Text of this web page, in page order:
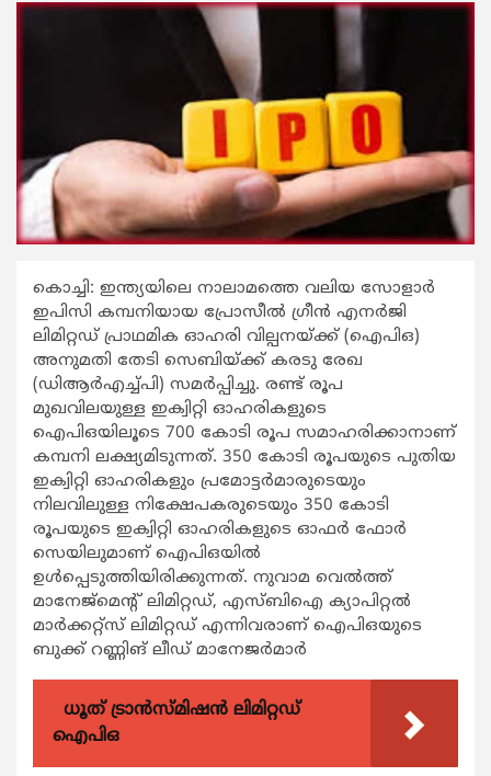
കൊച്ചി: ഇന്ത്യയിലെ നാലാമത്തെ വലിയ സോളാര്‍
ഇപിസി കമ്പനിയായ പ്രോസീല്‍ ഗ്രീന്‍ എനര്‍ജി
ലിമിറ്റഡ് പ്രാഥമിക ഓഹരി വില്പനയ്ക്ക് (ഐപിഒ)
അനുമതി തേടി സെബിയ്ക്ക് കരടു രേഖ
(ഡിആര്‍എച്ച്പി) സമര്‍പ്പിച്ചു. രണ്ട് രൂപ
മുഖവിലയുള്ള ഇക്വിറ്റി ഓഹരികളുടെ
ഐപിഒയിലൂടെ 700 കോടി രൂപ സമാഹരിക്കാനാണ്
കമ്പനി ലക്ഷ്യമിടുന്നത്. 350 കോടി രൂപയുടെ പുതിയ
ഇക്വിറ്റി ഓഹരികളും പ്രമോട്ടര്‍മാരുടെയും
നിലവിലുള്ള നിക്ഷേപകരുടെയും 350 കോടി
രൂപയുടെ ഇക്വിറ്റി ഓഹരികളുടെ ഓഫര്‍ ഫോര്‍
സെയിലുമാണ് ഐപിഒയില്‍
ഉള്‍പ്പെടുത്തിയിരിക്കുന്നത്. നുവാമ വെല്‍ത്ത്
മാനേജ്മെന്‍റ് ലിമിറ്റഡ്, എസ്ബിഐ ക്യാപിറ്റല്‍
മാര്‍ക്കറ്റ്സ് ലിമിറ്റഡ് എന്നിവരാണ് ഐപിഒയുടെ
ബുക്ക് റണ്ണിങ് ലീഡ് മാനേജര്‍മാര്‍
ധൂത് ട്രാൻസ്മിഷൻ ലിമിറ്റഡ്
ഐപിഒ